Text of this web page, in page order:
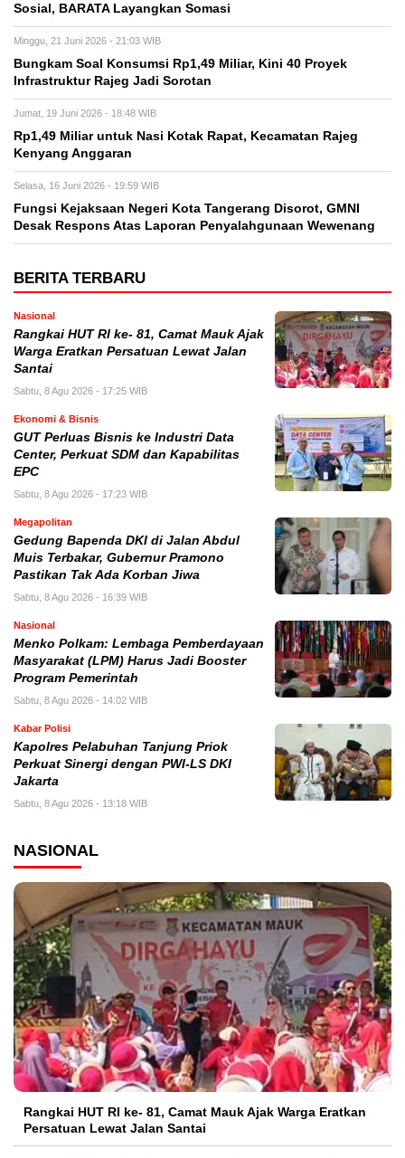
Sosial, BARATA Layangkan Somasi
Minggu, 21 Juni 2026 - 21:03 WIB
Bungkam Soal Konsumsi Rp1,49 Miliar, Kini 40 Proyek
Infrastruktur Rajeg Jadi Sorotan
Jumat, 19 Juni 2026 - 18:48 WIB
Rp1,49 Miliar untuk Nasi Kotak Rapat, Kecamatan Rajeg
Kenyang Anggaran
Selasa, 16 Juni 2026 - 19:59 WIB
Fungsi Kejaksaan Negeri Kota Tangerang Disorot, GMNI
Desak Respons Atas Laporan Penyalahgunaan Wewenang
BERITA TERBARU
Nasional
Rangkai HUT RI ke- 81, Camat Mauk Ajak
Warga Eratkan Persatuan Lewat Jalan
Santai
Sabtu, 8 Agu 2026 - 17:25 WIB
Ekonomi & Bisnis
GUT Perluas Bisnis ke Industri Data
Center, Perkuat SDM dan Kapabilitas
EPC
Sabtu, 8 Agu 2026 - 17:23 WIB
Megapolitan
Gedung Bapenda DKI di Jalan Abdul
Muis Terbakar, Gubernur Pramono
Pastikan Tak Ada Korban Jiwa
Sabtu, 8 Agu 2026 - 16:39 WIB
Nasional
Menko Polkam: Lembaga Pemberdayaan
Masyarakat (LPM) Harus Jadi Booster
Program Pemerintah
Sabtu, 8 Agu 2026 - 14:02 WIB
Kabar Polisi
Kapolres Pelabuhan Tanjung Priok
Perkuat Sinergi dengan PWI-LS DKI
Jakarta
Sabtu, 8 Agu 2026 - 13:18 WIB
NASIONAL
Rangkai HUT RI ke- 81, Camat Mauk Ajak Warga Eratkan
Persatuan Lewat Jalan Santai